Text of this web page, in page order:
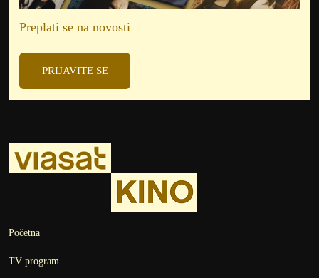
Preplati se na novosti
PRIJAVITE SE
Početna
TV program